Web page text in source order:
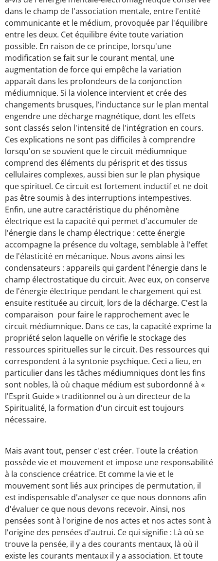
dans le champ de l'association mentale, entre l'entité
communicante et le médium, provoquée par l'équilibre
entre les deux. Cet équilibre évite toute variation
possible. En raison de ce principe, lorsqu'une
modification se fait sur le courant mental, une
augmentation de force qui empêche la variation
apparaît dans les profondeurs de la conjonction
médiumnique. Si la violence intervient et crée des
changements brusques, l'inductance sur le plan mental
engendre une décharge magnétique, dont les effets
sont classés selon l'intensité de l'intégration en cours.
Ces explications ne sont pas difficiles à comprendre
lorsqu'on se souvient que le circuit médiumnique
comprend des éléments du périsprit et des tissus
cellulaires complexes, aussi bien sur le plan physique
que spirituel. Ce circuit est fortement inductif et ne doit
pas être soumis à des interruptions intempestives.
Enfin, une autre caractéristique du phénomène
électrique est la capacité qui permet d'accumuler de
l'énergie dans le champ électrique : cette énergie
accompagne la présence du voltage, semblable à l'effet
de l'élasticité en mécanique. Nous avons ainsi les
condensateurs : appareils qui gardent l'énergie dans le
champ électrostatique du circuit. Avec eux, on conserve
de l'énergie électrique pendant le chargement qui est
ensuite restituée au circuit, lors de la décharge. C'est la
comparaison pour faire le rapprochement avec le
circuit médiumnique. Dans ce cas, la capacité exprime la
propriété selon laquelle on vérifie le stockage des
ressources spirituelles sur le circuit. Des ressources qui
correspondent à la syntonie psychique. Ceci a lieu, en
particulier dans les tâches médiumniques dont les fins
sont nobles, là où chaque médium est subordonné à «
l'Esprit Guide » traditionnel ou à un directeur de la
Spiritualité, la formation d'un circuit est toujours
nécessaire.
Mais avant tout, penser c'est créer. Toute la création
possède vie et mouvement et impose une responsabilité
à la conscience créatrice. Et comme la vie et le
mouvement sont liés aux principes de permutation, il
est indispensable d'analyser ce que nous donnons afin
d'évaluer ce que nous devons recevoir. Ainsi, nos
pensées sont à l'origine de nos actes et nos actes sont à
l'origine des pensées d'autrui. Ce qui signifie : Là où se
trouve la pensée, il y a des courants mentaux, là où il
existe les courants mentaux il y a association. Et toute